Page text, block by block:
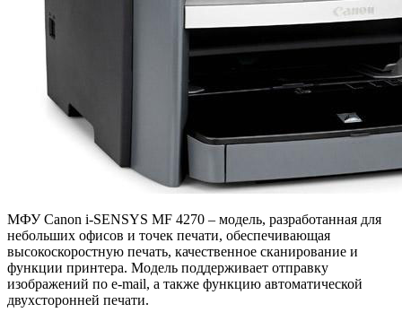
МФУ Canon i-SENSYS MF 4270 – модель, разработанная для
небольших офисов и точек печати, обеспечивающая
высокоскоростную печать, качественное сканирование и
функции принтера. Модель поддерживает отправку
изображений по e-mail, а также функцию автоматической
двухсторонней печати.